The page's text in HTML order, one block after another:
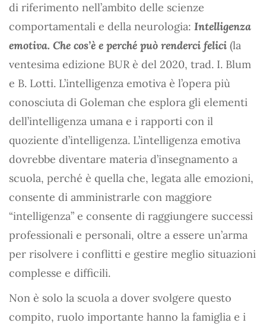
di riferimento nell’ambito delle scienze
comportamentali e della neurologia: Intelligenza
emotiva. Che cos’è e perché può renderci felici (la
ventesima edizione BUR è del 2020, trad. I. Blum
e B. Lotti. L’intelligenza emotiva è l’opera più
conosciuta di Goleman che esplora gli elementi
dell’intelligenza umana e i rapporti con il
quoziente d’intelligenza. L’intelligenza emotiva
dovrebbe diventare materia d’insegnamento a
scuola, perché è quella che, legata alle emozioni,
consente di amministrarle con maggiore
“intelligenza” e consente di raggiungere successi
professionali e personali, oltre a essere un’arma
per risolvere i conflitti e gestire meglio situazioni
complesse e difficili.
Non è solo la scuola a dover svolgere questo
compito, ruolo importante hanno la famiglia e i